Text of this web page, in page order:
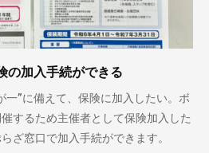
の加入手続ができる
一”に備えて、保険に加入したい。ボ
するため主催者として保険加入した
ざ窓口で加入手続ができます。